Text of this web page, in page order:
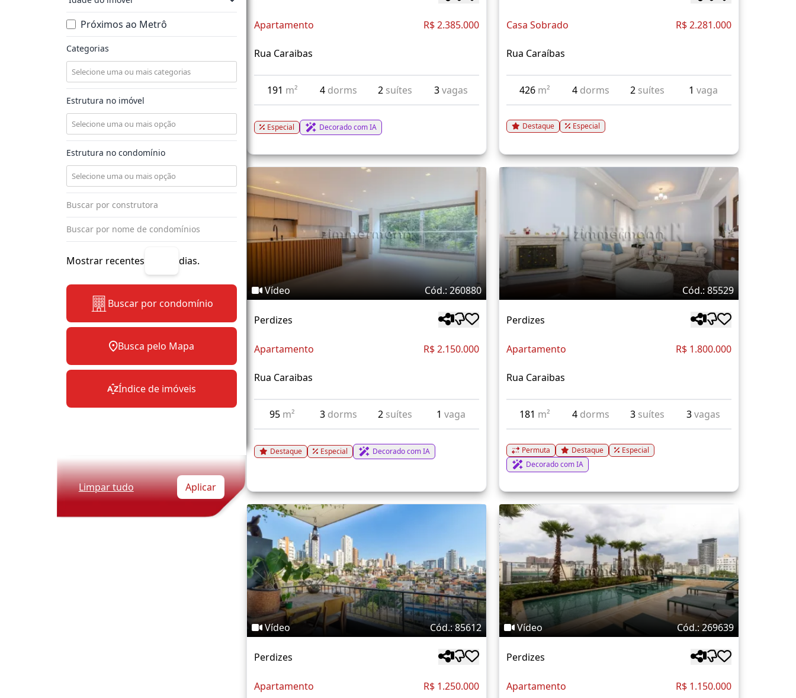
Próximos ao Metrô
Categorias
Estrutura no imóvel
Estrutura no condomínio
Mostrar recentes dias.
Buscar por condomínio
Busca pelo Mapa
Índice de imóveis
Limpar tudo Aplicar
Apartamento R$ 2.385.000
Rua Caraibas
191 m² 4 dorms 2 suítes 3vagas
Especial Decorado com IA
Casa Sobrado R$ 2.281.000
Rua Caraíbas
426 m² 4 dorms 2 suítes 1 vaga
Destaque Especial
Vídeo Cód.: 260880
Perdizes
Apartamento R$ 2.150.000
Rua Caraibas
95 m² 3 dorms 2 suítes 1 vaga
Destaque Especial Decorado com IA
Cód.: 85529
Perdizes
Apartamento R$ 1.800.000
Rua Caraibas
181 m² 4 dorms 3 suítes 3vagas
Permuta Destaque
Especial
Decorado com IA
Vídeo Cód.: 85612
Perdizes
Apartamento R$ 1.250.000
Vídeo Cód.: 269639
Perdizes
Apartamento R$ 1.150.000